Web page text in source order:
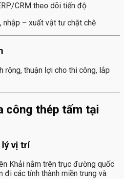
CRM theo dõi tiến độ
nhập – xuất vật tư chặt chẽ
rộng, thuận lợi cho thi công, lắp
công thép tấm tại
lý vị trí
Khải nằm trên trục đường quốc
đi các tỉnh thành miền trung và